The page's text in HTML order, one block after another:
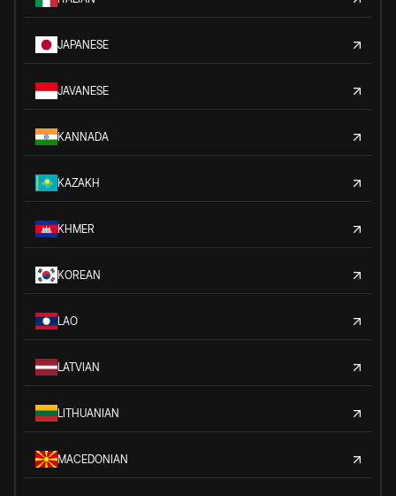
JAPANESE
JAVANESE
KANNADA
KAZAKH
KHMER
KOREAN
LAO
LATVIAN
LITHUANIAN
MACEDONIAN